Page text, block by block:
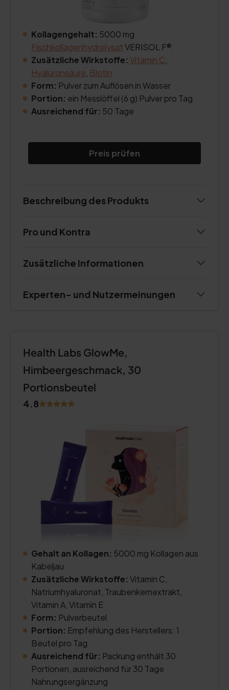
Kollagengehalt: 5000 mg
FischkollagenhydrolysatVERISOL F®.
Zusätzliche Wirkstoffe: Vitamin C
Hyaluronsäure Biotin
Form: Pulver zum Auflösen in Wasser
Portion: ein Messlöffel (6 g) Pulver pro Tag
Ausreichend für: 50 Tage
Preis prüfen
Beschreibung des Produkts
Pro und Kontra
Zusätzliche Informationen
Experten- und Nutzermeinungen
Health Labs GlowMe,
Himbeergeschmack, 30
Portionsbeutel
4.8
Gehalt an Kollagen: 5000 mg Kollagen aus
Kabeljau
Zusätzliche Wirkstoffe: Vitamin C,
Natriumhyaluronat, Traubenkernextrakt,
Vitamin A, Vitamin E
Form: Pulverbeutel
Portion: Empfehlung des Herstellers: 1
Beutel pro Tag
Ausreichend für: Packung enthält 30
Portionen, ausreichend für 30 Tage
Nahrungsergänzung